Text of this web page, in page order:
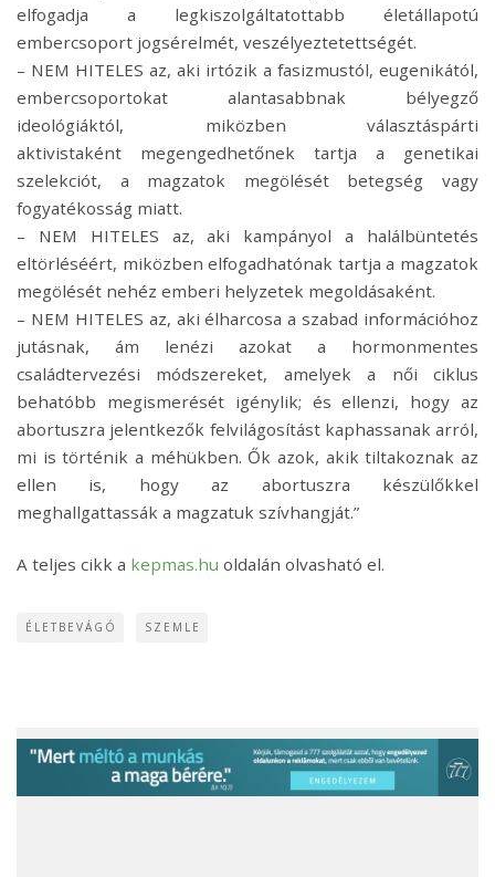
elfogadja a legkiszolgáltatottabb életállapotú
embercsoport jogsérelmét, veszélyeztetettségét.
– NEM HITELES az, aki irtózik a fasizmustól, eugenikától,
embercsoportokat alantasabbnak bélyegző
ideológiáktól, miközben választáspárti
aktivistaként megengedhetőnek tartja a genetikai
szelekciót, a magzatok megölését betegség vagy
fogyatékosság miatt.
– NEM HITELES az, aki kampányol a halálbüntetés
eltörléséért, miközben elfogadhatónak tartja a magzatok
megölését nehéz emberi helyzetek megoldásaként.
– NEM HITELES az, aki élharcosa a szabad információhoz
jutásnak, ám lenézi azokat a hormonmentes
családtervezési módszereket, amelyek a női ciklus
behatóbb megismerését igénylik; és ellenzi, hogy az
abortuszra jelentkezők felvilágosítást kaphassanak arról,
mi is történik a méhükben. Ők azok, akik tiltakoznak az
ellen is, hogy az abortuszra készülőkkel
meghallgattassák a magzatuk szívhangját.”
A teljes cikk a kepmas.hu oldalán olvasható el.
ÉLETBEVÁGÓ SZEMLE